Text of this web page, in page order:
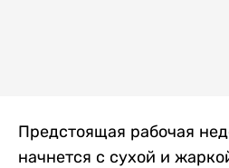
Предстоящая рабочая
начнется с сухой и